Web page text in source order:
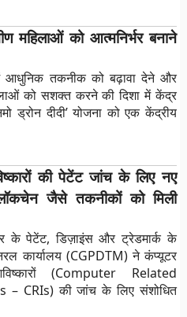
महिलाओं को आत्मनिर्भर बनाने
आधुनिक तकनीक को बढ़ावा देने और
को सशक्त करने की दिशा में केंद्र
ड्रोन दीदी’ योजना को एक केंद्रीय
की पेटेंट जांच के लिए नए
जैसे तकनीकों को मिली
के पेटेंट, डिज़ाइंस और ट्रेडमार्क के
कार्यालय (CGPDTM) ने कंप्यूटर
(Computer Related
– CRIs) की जांच के लिए संशोधित